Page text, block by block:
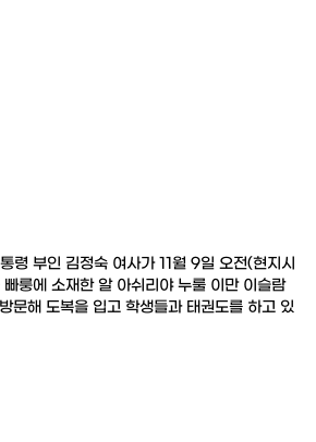
령 부인 김정숙 여사가 11월 9일 오전(현지시
룽에 소재한 알 아쉬리야 누룰 이만 이슬람
문해 도복을 입고 학생들과 태권도를 하고 있